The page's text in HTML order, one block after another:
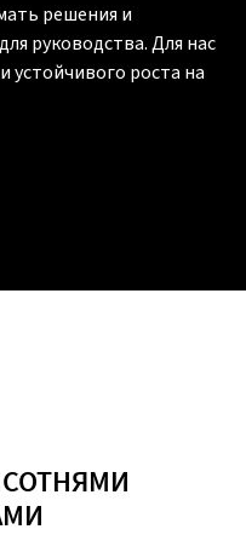
решения и
руководства. Для нас
устойчивого роста на